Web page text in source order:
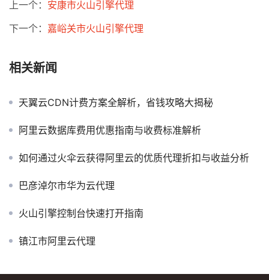
上一个： 安康市火山引擎代理
下一个： 嘉峪关市火山引擎代理
相关新闻
天翼云CDN计费方案全解析，省钱攻略大揭秘
阿里云数据库费用优惠指南与收费标准解析
如何通过火伞云获得阿里云的优质代理折扣与收益分析
巴彦淖尔市华为云代理
火山引擎控制台快速打开指南
镇江市阿里云代理